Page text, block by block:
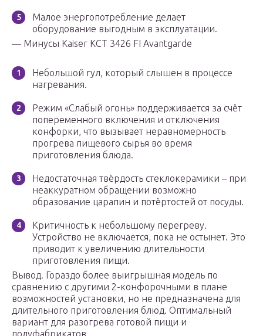
Малое энергопотребление делает
оборудование выгодным в эксплуатации.
— Минусы Kaiser KCT 3426 FI Avantgarde
Небольшой гул, который слышен в процессе
нагревания.
Режим «Слабый огонь» поддерживается за счёт
попеременного включения и отключения
конфорки, что вызывает неравномерность
прогрева пищевого сырья во время
приготовления блюда.
Недостаточная твёрдость стеклокерамики – при
неаккуратном обращении возможно
образование царапин и потёртостей от посуды.
Критичность к небольшому перегреву.
Устройство не включается, пока не остынет. Это
приводит к увеличению длительности
приготовления пищи.
Вывод. Гораздо более выигрышная модель по
сравнению с другими 2-конфорочными в плане
возможностей установки, но не предназначена для
длительного приготовления блюд. Оптимальный
вариант для разогрева готовой пищи и
полуфабрикатов.